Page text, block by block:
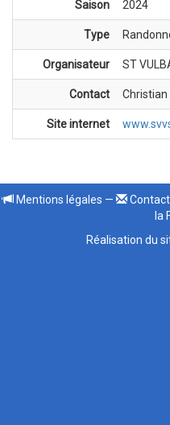
Saison 2024
Type
Organisateur ST
Contact Christian
Site internet
Mentions légales — Contact
la
Réalisation du